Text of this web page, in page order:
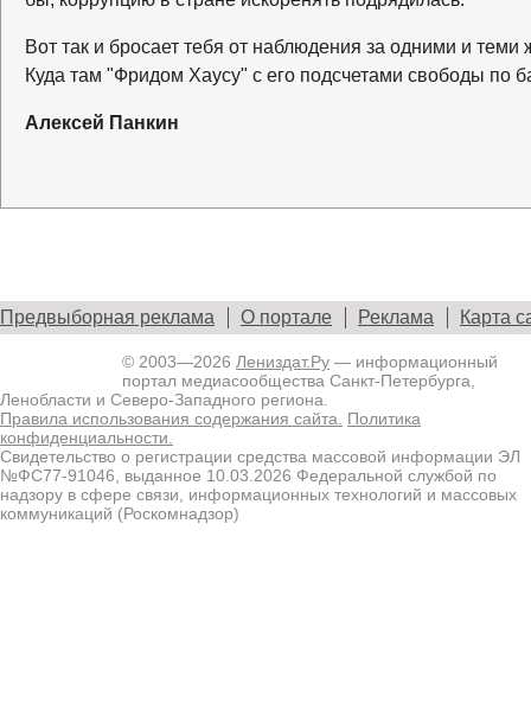
Вот так и бросает тебя от наблюдения за одними и
Куда там "Фридом Хаусу" с его подсчетами свободы по
Алексей Панкин
Предвыборная реклама О портале Реклама Карта
© 2003—2026 Лениздат.Ру — информационный
портал медиасообщества Санкт-Петербурга,
Ленобласти и Северо-Западного региона.
Правила использования содержания сайта.
Политика
конфиденциальности.
Свидетельство о регистрации средства массовой информации ЭЛ
№ФС77-91046, выданное 10.03.2026 Федеральной службой по
надзору в сфере связи, информационных технологий и массовых
коммуникаций (Роскомнадзор)